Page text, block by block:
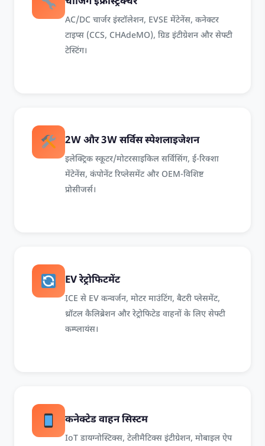
AC/DC चार्जर इंस्टॉलेशन, EVSE मेंटेनेंस, कनेक्टर
टाइप्स (CCS, CHAdeMO), ग्रिड इंटीग्रेशन और सेफ्टी
टेस्टिंग।
2W और 3W सर्विस स्पेशलाइजेशन
इलेक्ट्रिक स्कूटर/मोटरसाइकिल सर्विसिंग, ई-रिक्शा
मेंटेनेंस, कंपोनेंट रिप्लेसमेंट और OEM-विशिष्ट
प्रोसीजर्स।
EV रेट्रोफिटमेंट
ICE से EV कन्वर्जन, मोटर माउंटिंग, बैटरी प्लेसमेंट,
थ्रॉटल कैलिब्रेशन और रेट्रोफिटेड वाहनों के लिए सेफ्टी
कम्प्लायंस।
कनेक्टेड वाहन सिस्टम
IoT डायग्नोस्टिक्स, टेलीमैटिक्स इंटीग्रेशन, मोबाइल ऐप